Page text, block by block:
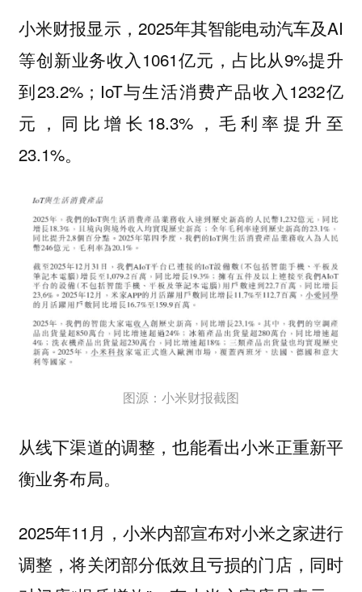
小米财报显示，2025年其智能电动汽车及AI
等创新业务收入1061亿元，占比从9%提升
到23.2%；IoT与生活消费产品收入1232亿
元，同比增长18.3%，毛利率提升至
23.1%。
图源：小米财报截图
从线下渠道的调整，也能看出小米正重新平
衡业务布局。
2025年11月，小米内部宣布对小米之家进行
调整，将关闭部分低效且亏损的门店，同时